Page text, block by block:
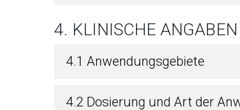
4. KLINISCHE ANGABEN
4.1 Anwendungsgebiete
4.2 Dosierung und Art der